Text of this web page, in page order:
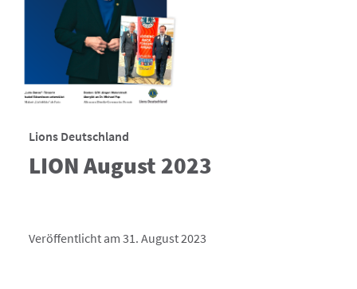
Lions Deutschland
LION August 2023
Veröffentlicht am 31. August 2023